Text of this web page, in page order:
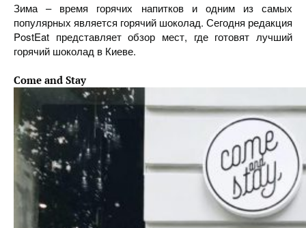
Зима – время горячих напитков и одним из самых
популярных является горячий шоколад. Сегодня редакция
PostEat представляет обзор мест, где готовят лучший
горячий шоколад в Киеве.
Come and Stay